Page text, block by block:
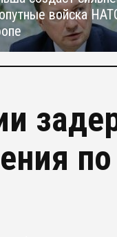
войска